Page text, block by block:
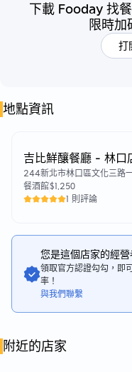
下載 Fooday 找
限時加
打
地點資訊
吉比鮮釀餐廳 - 林口
244新北市林口區文化三路
餐酒館$1,250
1 則評論
您是這個店家的經營
領取官方認證勾勾，即
率！
與我們聯繫
附近的店家